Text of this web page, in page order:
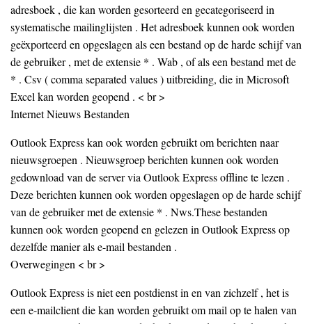
adresboek , die kan worden gesorteerd en gecategoriseerd in
systematische mailinglijsten . Het adresboek kunnen ook worden
geëxporteerd en opgeslagen als een bestand op de harde schijf van
de gebruiker , met de extensie * . Wab , of als een bestand met de
* . Csv ( comma separated values ​​) uitbreiding, die in Microsoft
Excel kan worden geopend . < br >
Internet Nieuws Bestanden
Outlook Express kan ook worden gebruikt om berichten naar
nieuwsgroepen . Nieuwsgroep berichten kunnen ook worden
gedownload van de server via Outlook Express offline te lezen .
Deze berichten kunnen ook worden opgeslagen op de harde schijf
van de gebruiker met de extensie * . Nws.These bestanden
kunnen ook worden geopend en gelezen in Outlook Express op
dezelfde manier als e-mail bestanden .
Overwegingen < br >
Outlook Express is niet een postdienst in en van zichzelf , het is
een e-mailclient die kan worden gebruikt om mail op te halen van